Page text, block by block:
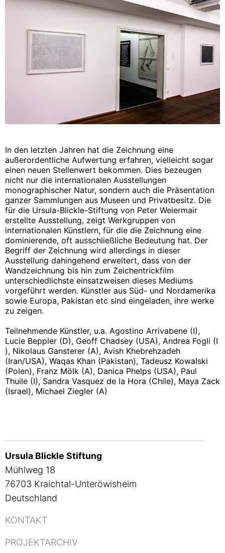
In den letzten Jahren hat die Zeichnung eine
außerordentliche Aufwertung erfahren, vielleicht sogar
einen neuen Stellenwert bekommen. Dies bezeugen
nicht nur die internationalen Ausstellungen
monographischer Natur, sondern auch die Präsentation
ganzer Sammlungen aus Museen und Privatbesitz. Die
für die Ursula-Blickle-Stiftung von Peter Weiermair
erstellte Ausstellung, zeigt Werkgruppen von
internationalen Künstlern, für die die Zeichnung eine
dominierende, oft ausschließliche Bedeutung hat. Der
Begriff der Zeichnung wird allerdings in dieser
Ausstellung dahingehend erweitert, dass von der
Wandzeichnung bis hin zum Zeichentrickfilm
unterschiedlichste einsatzweisen dieses Mediums
vorgeführt werden. Künstler aus Süd- und Nordamerika
sowie Europa, Pakistan etc sind eingeladen, ihre werke
zu zeigen.
Teilnehmende Künstler, u.a. Agostino Arrivabene (I),
Lucie Beppler (D), Geoff Chadsey (USA), Andrea Fogli (I
), Nikolaus Gansterer (A), Avish Khebrehzadeh
(Iran/USA), Waqas Khan (Pakistan), Tadeusz Kowalski
(Polen), Franz Mölk (A), Danica Phelps (USA), Paul
Thuile (I), Sandra Vasquez de la Hora (Chile), Maya Zack
(Israel), Michael Ziegler (A)
Ursula Blickle Stiftung
Mühlweg 18
76703 Kraichtal-Unteröwisheim
Deutschland
KONTAKT
PROJEKTARCHIV